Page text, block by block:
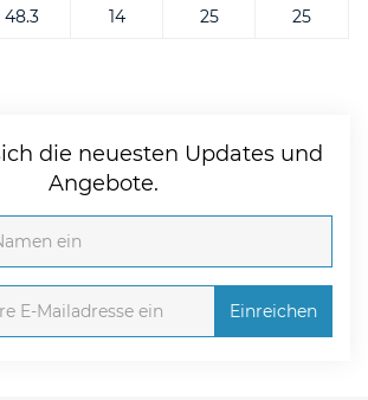
48.3 14 25 25
die neuesten Updates und
Angebote.
Einreichen